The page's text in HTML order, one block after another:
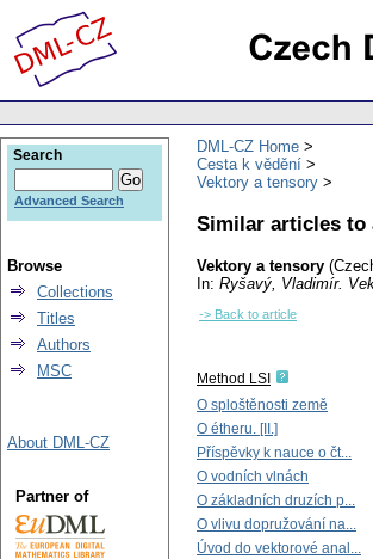
DML-CZ Home
Cesta k vědění
Vektory a tensory
Similar articles to
Vektory a tensory
In: Ryšavý, Vladimír.
-> Back to article
Method LSI
O sploštěnosti země
O étheru. [II.]
Příspěvky k nauce o čt...
O vodních vlnách
O základních druzích p...
O vlivu dopružování na...
Úvod do vektorové anal...
Search
Advanced Search
Browse
Collections
Titles
Authors
MSC
About DML-CZ
Partner of